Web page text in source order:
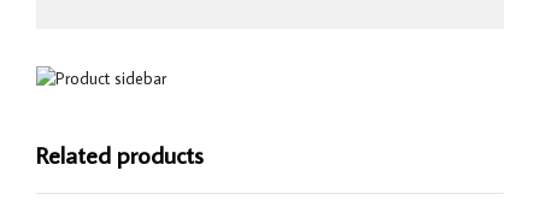
Related products